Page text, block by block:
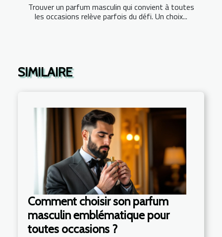
Trouver un parfum masculin qui convient à toutes
les occasions relève parfois du défi. Un choix...
SIMILAIRE
Comment choisir son parfum
masculin emblématique pour
toutes occasions ?